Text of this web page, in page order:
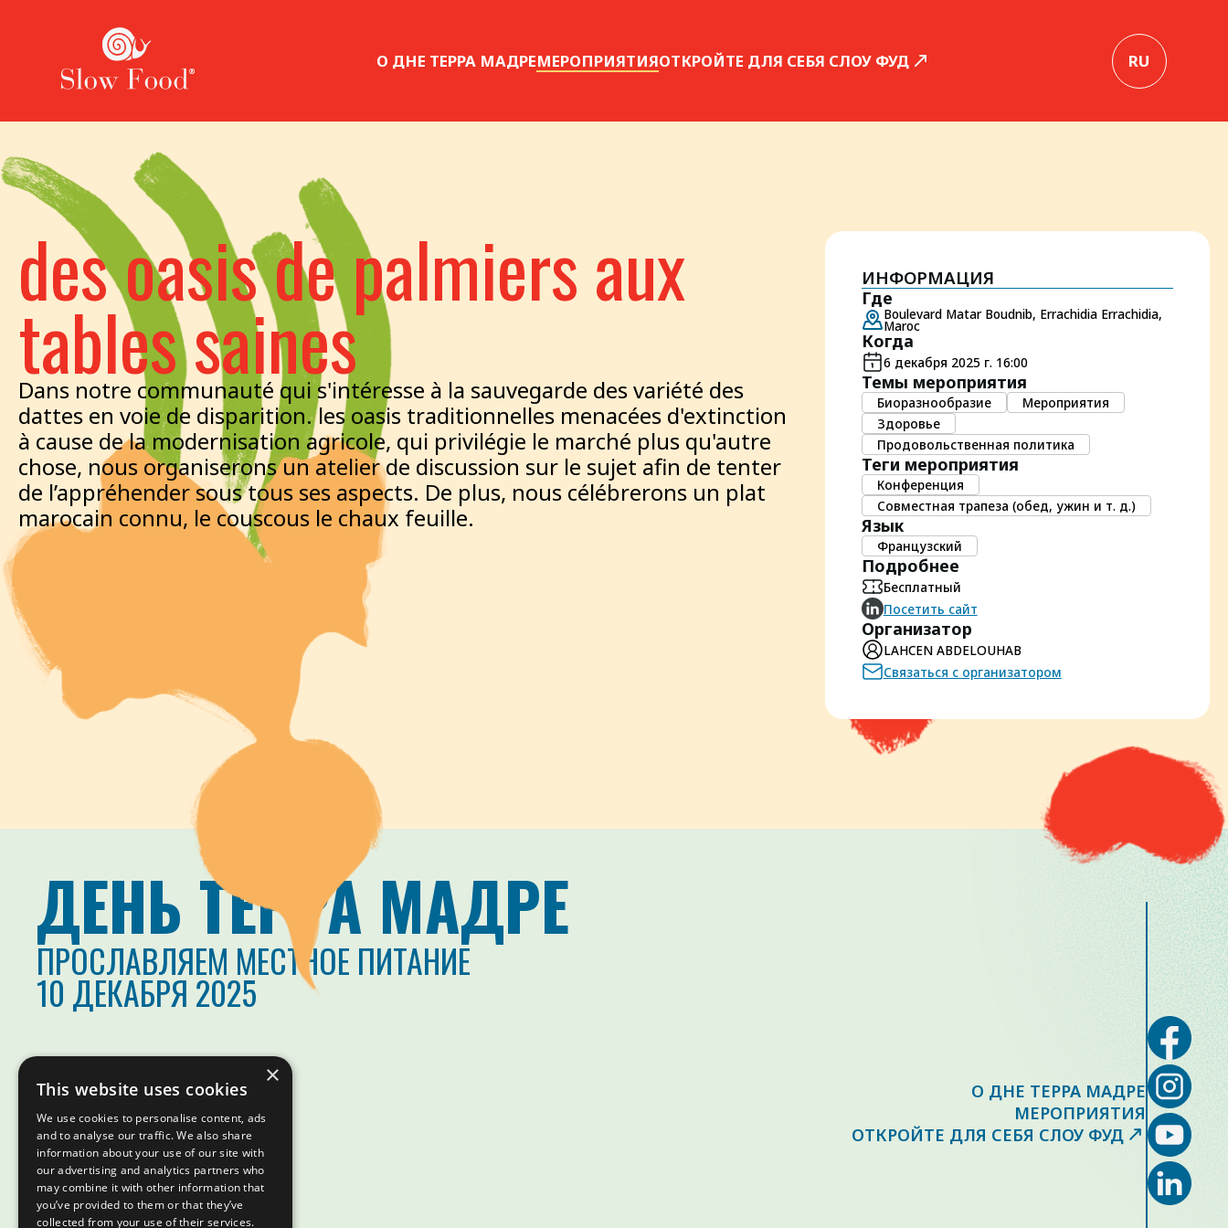
О ДНЕ ТЕРРА МАДРЕМЕРОПРИЯТИЯОТКРОЙТЕ ДЛЯ СЕБЯ СЛОУ ФУД RU
des oasis de palmiers aux
tables saines
Dans notre communauté qui s'intéresse à la sauvegarde des variété des
dattes en voie de disparition. les oasis traditionnelles menacées d'extinction
à cause de la modernisation agricole, qui privilégie le marché plus qu'autre
chose, nous organiserons un atelier de discussion sur le sujet afin de tenter
de l’appréhender sous tous ses aspects. De plus, nous célébrerons un plat
marocain connu, le couscous le chaux feuille.
ИНФОРМАЦИЯ
Где
Boulevard Matar Boudnib, Errachidia Errachidia,
Maroc
Когда
6 декабря 2025 г. 16:00
Темы мероприятия
Биоразнообразие
Мероприятия
Здоровье
Продовольственная политика
Теги мероприятия
Конференция
Совместная трапеза (обед, ужин и т. д.)
Язык
Французский
Подробнее
Бесплатный
Посетить сайт
Организатор
LAHCEN ABDELOUHAB
Связаться с организатором
ДЕНЬ ТЕРРА МАДРЕ
ПРОСЛАВЛЯЕМ МЕСТНОЕ ПИТАНИЕ
10 ДЕКАБРЯ 2025
О ДНЕ ТЕРРА МАДРЕ
МЕРОПРИЯТИЯ
ОТКРОЙТЕ ДЛЯ СЕБЯ СЛОУ ФУД
×
This website uses cookies
We use cookies to personalise content, ads
and to analyse our traffic. We also share
information about your use of our site with
our advertising and analytics partners who
may combine it with other information that
you’ve provided to them or that they’ve
collected from your use of their services.